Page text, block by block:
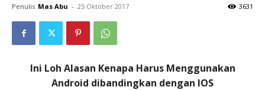
Penulis Mas Abu - 25 Oktober 2017 3631
Ini Loh Alasan Kenapa Harus Menggunakan
Android dibandingkan dengan IOS